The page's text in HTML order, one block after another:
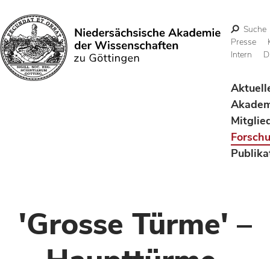
Suchen
Suche
Presse
Intern
'Grosse Türme' –